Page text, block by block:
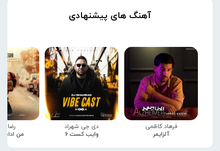
آهنگ های پیشنهادی
فرهاد کاظمی
آلزایمر
دی جی شهراد
وایب کست 6
رضا
من